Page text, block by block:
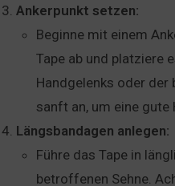
Ankerpunkt setzen:
Beginne mit einem
Tape ab und platziere
Handgelenks oder der
sanft an, um eine
Längsbandagen anlegen:
Führe das Tape in
betroffenen Sehne.